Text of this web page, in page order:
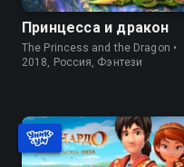
Принцесса и дракон
The Princess and the Dragon •
2018, Россия, Фэнтези